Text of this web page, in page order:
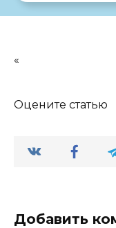
«
Оцените статью
Добавить